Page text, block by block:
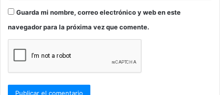
Guarda mi nombre, correo electrónico y web en este
navegador para la próxima vez que comente.